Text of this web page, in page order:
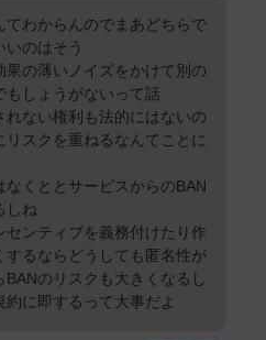
てわからんのでまあどちらで
いのはそう
果の薄いノイズをかけて別の
もしょうがないって話
れない権利も法的にはないの
リスクを重ねるなんてことに
なくととサービスからのBAN
しね
センティブを義務付けたり作
するならどうしても匿名性が
BANのリスクも大きくなるし
約に即するって大事だよ